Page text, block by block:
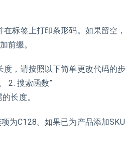
标签上打印条形码。如果留空，
前缀。
，请按照以下简单更改代码的步
2. 搜索函数”
长度。
为C128。如果已为产品添加SKU